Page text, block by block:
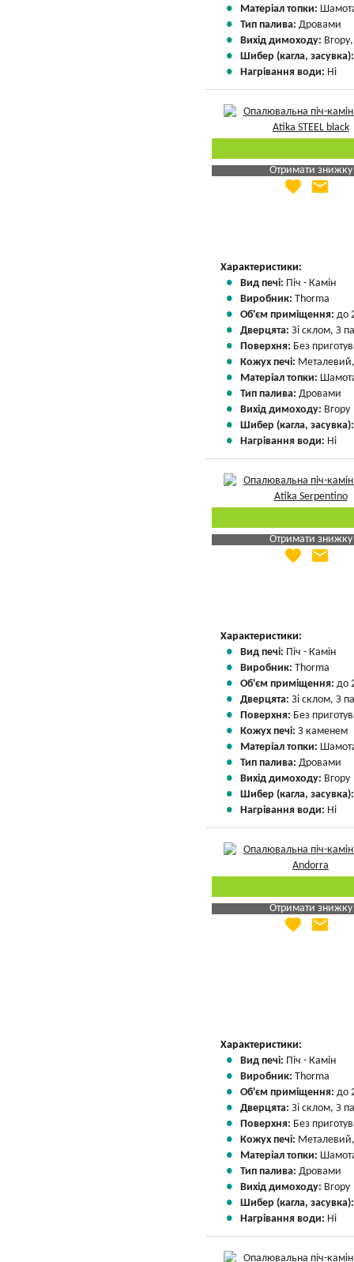
Матеріал топки:
Тип палива: Дровами
Вихід димоходу:
Шибер (кагла,
Нагрівання води: Ні
Отримати знижку
Яка Ваша ціна
favorite email
Характеристики:
Вид печі: Піч - Камін
Виробник: Thorma
Об'єм приміщення: до
Дверцята: Зі склом, З
Поверхня: Без
Кожух печі:
Матеріал топки:
Тип палива: Дровами
Вихід димоходу: Вгору
Шибер (кагла,
Нагрівання води: Ні
Отримати знижку
Яка Ваша ціна
favorite email
Характеристики:
Вид печі: Піч - Камін
Виробник: Thorma
Об'єм приміщення: до
Дверцята: Зі склом, З
Поверхня: Без
Кожух печі: З каменем
Матеріал топки:
Тип палива: Дровами
Вихід димоходу: Вгору
Шибер (кагла,
Нагрівання води: Ні
Отримати знижку
Яка Ваша ціна
favorite email
Характеристики:
Вид печі: Піч - Камін
Виробник: Thorma
Об'єм приміщення: до
Дверцята: Зі склом, З
Поверхня: Без
Кожух печі:
Матеріал топки:
Тип палива: Дровами
Вихід димоходу: Вгору
Шибер (кагла,
Нагрівання води: Ні